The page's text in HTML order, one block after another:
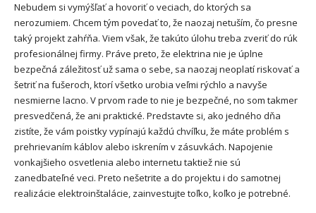
Nebudem si vymýšľať a hovoriť o veciach, do ktorých sa
nerozumiem. Chcem tým povedať to, že naozaj netuším, čo presne
taký projekt zahŕňa. Viem však, že takúto úlohu treba zveriť do rúk
profesionálnej firmy. Práve preto, že elektrina nie je úplne
bezpečná záležitosť už sama o sebe, sa naozaj neoplatí riskovať a
šetriť na fušeroch, ktorí všetko urobia veľmi rýchlo a navyše
nesmierne lacno. V prvom rade to nie je bezpečné, no som takmer
presvedčená, že ani praktické. Predstavte si, ako jedného dňa
zistíte, že vám poistky vypínajú každú chvíľku, že máte problém s
prehrievaním káblov alebo iskrením v zásuvkách. Napojenie
vonkajšieho osvetlenia alebo internetu taktiež nie sú
zanedbateľné veci. Preto nešetrite a do projektu i do samotnej
realizácie elektroinštalácie, zainvestujte toľko, koľko je potrebné.